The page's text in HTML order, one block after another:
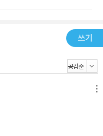
를 미래 세대인 청소년은 누
실가스 배출 1위 음식이 설
다 채식이 더 나은 이유, 과
인하는 방법, 인간을 위해
1인분을 프린트해서 만들
으로의 과제를 알게 되지
편식(비건)’을 하는지 이해
기후 행동에 동참할 수도
쓰기